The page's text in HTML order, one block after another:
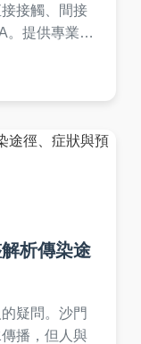
接觸、間接
。提供專業建
析傳染途
疑問。沙門
播，但人與